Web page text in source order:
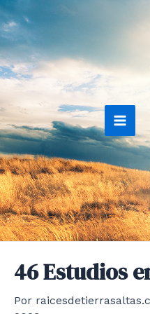
Ir
al
contenido
Main
46 Estudios
Por